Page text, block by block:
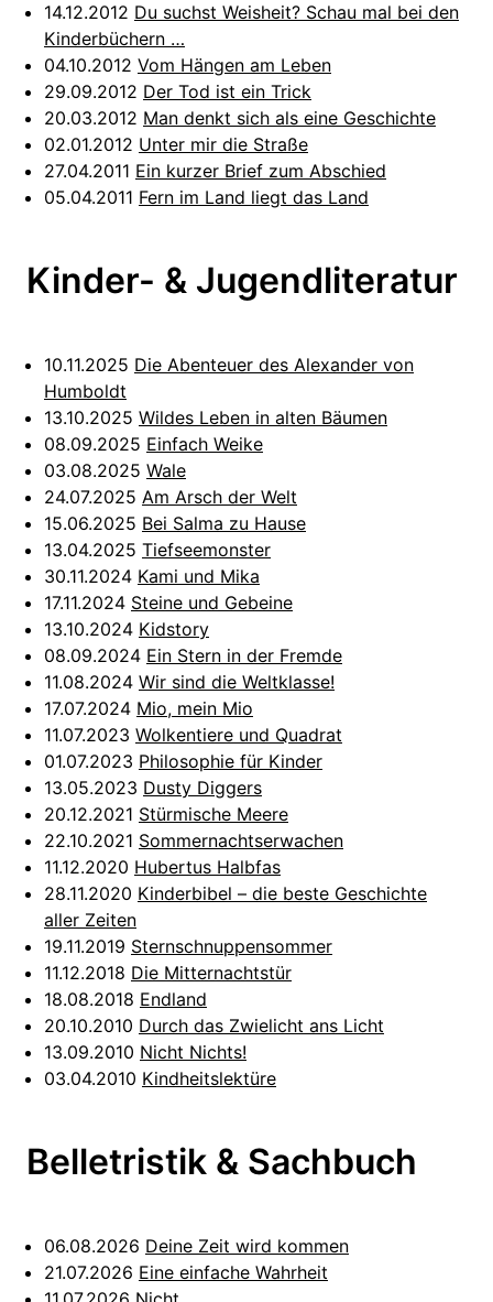
14.12.2012 Du suchst Weisheit? Schau mal bei den
Kinderbüchern …
04.10.2012 Vom Hängen am Leben
29.09.2012 Der Tod ist ein Trick
20.03.2012 Man denkt sich als eine Geschichte
02.01.2012 Unter mir die Straße
27.04.2011 Ein kurzer Brief zum Abschied
05.04.2011 Fern im Land liegt das Land
Kinder- & Jugendliteratur
10.11.2025 Die Abenteuer des Alexander von
Humboldt
13.10.2025 Wildes Leben in alten Bäumen
08.09.2025 Einfach Weike
03.08.2025 Wale
24.07.2025 Am Arsch der Welt
15.06.2025 Bei Salma zu Hause
13.04.2025 Tiefseemonster
30.11.2024 Kami und Mika
17.11.2024 Steine und Gebeine
13.10.2024 Kidstory
08.09.2024 Ein Stern in der Fremde
11.08.2024 Wir sind die Weltklasse!
17.07.2024 Mio, mein Mio
11.07.2023 Wolkentiere und Quadrat
01.07.2023 Philosophie für Kinder
13.05.2023 Dusty Diggers
20.12.2021 Stürmische Meere
22.10.2021 Sommernachtserwachen
11.12.2020 Hubertus Halbfas
28.11.2020 Kinderbibel – die beste Geschichte
aller Zeiten
19.11.2019 Sternschnuppensommer
11.12.2018 Die Mitternachtstür
18.08.2018 Endland
20.10.2010 Durch das Zwielicht ans Licht
13.09.2010 Nicht Nichts!
03.04.2010 Kindheitslektüre
Belletristik & Sachbuch
06.08.2026 Deine Zeit wird kommen
21.07.2026 Eine einfache Wahrheit